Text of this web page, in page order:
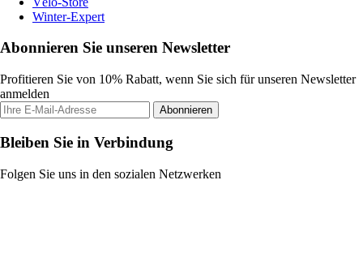
Winter-Expert
Abonnieren Sie unseren Newsletter
Profitieren Sie von 10% Rabatt, wenn Sie sich für unseren Newsletter
anmelden
Abonnieren
Bleiben Sie in Verbindung
Folgen Sie uns in den sozialen Netzwerken